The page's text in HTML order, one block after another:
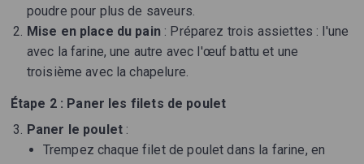
poudre pour plus de saveurs.
Mise en place du pain: Préparez trois assiettes : l'une
avec la farine, une autre avec l'œuf battu et une
troisième avec la chapelure.
Étape 2 : Paner les filets de poulet
Paner le poulet :
Trempez chaque filet de poulet dans la farine, en